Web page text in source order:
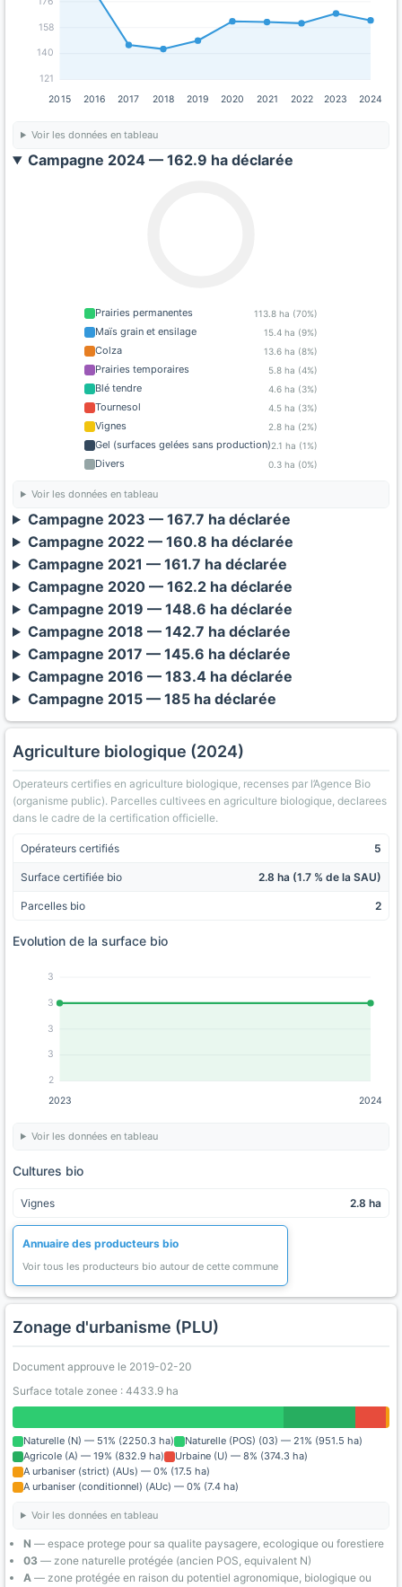
121
140
158
2015 2016 2017 2018 2019 2020 2021 2022 2023 2024
Voir les données en tableau
Campagne 2024 — 162.9 ha déclarée
Prairies permanentes 113.8 ha (70%)
Maïs grain et ensilage 15.4 ha (9%)
Colza 13.6 ha (8%)
Prairies temporaires 5.8 ha (4%)
Blé tendre 4.6 ha (3%)
Tournesol 4.5 ha (3%)
Vignes 2.8 ha (2%)
Gel (surfaces gelées sans production)2.1 ha (1%)
Divers 0.3 ha (0%)
Voir les données en tableau
Campagne 2023 — 167.7 ha déclarée
Campagne 2022 — 160.8 ha déclarée
Campagne 2021 — 161.7 ha déclarée
Campagne 2020 — 162.2 ha déclarée
Campagne 2019 — 148.6 ha déclarée
Campagne 2018 — 142.7 ha déclarée
Campagne 2017 — 145.6 ha déclarée
Campagne 2016 — 183.4 ha déclarée
Campagne 2015 — 185 ha déclarée
Agriculture biologique (2024)
Operateurs certifies en agriculture biologique, recenses par l’Agence Bio
(organisme public). Parcelles cultivees en agriculture biologique, declarees
dans le cadre de la certification officielle.
Opérateurs certifiés 5
Surface certifiée bio 2.8 ha (1.7 % de la SAU)
Parcelles bio 2
Evolution de la surface bio
2
3
3
3
3
2023 2024
Voir les données en tableau
Cultures bio
Vignes 2.8 ha
Annuaire des producteurs bio
Voir tous les producteurs bio autour de cette commune
Zonage d'urbanisme (PLU)
Document approuve le 2019-02-20
Surface totale zonee : 4433.9 ha
Naturelle (N) — 51% (2250.3 ha)
Naturelle (POS) (03) — 21% (951.5 ha)
Agricole (A) — 19% (832.9 ha)
Urbaine (U) — 8% (374.3 ha)
A urbaniser (strict) (AUs) — 0% (17.5 ha)
A urbaniser (conditionnel) (AUc) — 0% (7.4 ha)
Voir les données en tableau
N — espace protege pour sa qualite paysagere, ecologique ou forestiere
03 — zone naturelle protégée (ancien POS, equivalent N)
A — zone protégée en raison du potentiel agronomique, biologique ou